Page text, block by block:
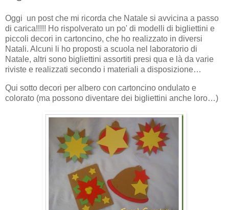
Oggi un post che mi ricorda che Natale si avvicina a passo
di carica!!!!! Ho rispolverato un po' di modelli di bigliettini e
piccoli decori in cartoncino, che ho realizzato in diversi
Natali. Alcuni li ho proposti a scuola nel laboratorio di
Natale, altri sono bigliettini assortiti presi qua e là da varie
riviste e realizzati secondo i materiali a disposizione…
Qui sotto decori per albero con cartoncino ondulato e
colorato (ma possono diventare dei bigliettini anche loro…)